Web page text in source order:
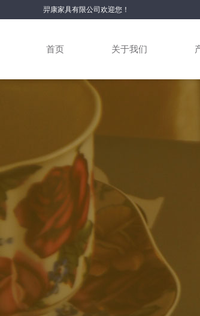
羿康家具有限公司欢迎您！
首页 关于我们